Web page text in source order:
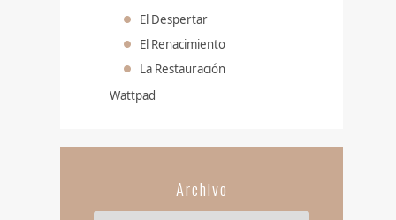
El Despertar
El Renacimiento
La Restauración
Wattpad
Archivo